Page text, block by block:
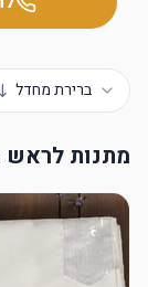
ברירת מחדל
מתנות